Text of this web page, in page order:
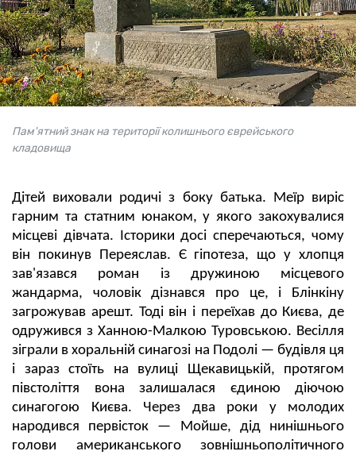
Пам'ятний знак на території колишнього єврейського
кладовища
Дітей виховали родичі з боку батька. Меїр виріс
гарним та статним юнаком, у якого закохувалися
місцеві дівчата. Історики досі сперечаються, чому
він покинув Переяслав. Є гіпотеза, що у хлопця
зав'язався роман із дружиною місцевого
жандарма, чоловік дізнався про це, і Блінкіну
загрожував арешт. Тоді він і переїхав до Києва, де
одружився з Ханною-Малкою Туровською. Весілля
зіграли в хоральній синагозі на Подолі — будівля ця
і зараз стоїть на вулиці Щекавицькій, протягом
півстоліття вона залишалася єдиною діючою
синагогою Києва. Через два роки у молодих
народився первісток — Мойше, дід нинішнього
голови американського зовнішньополітичного